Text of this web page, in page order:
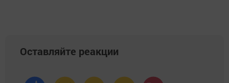
Оставляйте реакции